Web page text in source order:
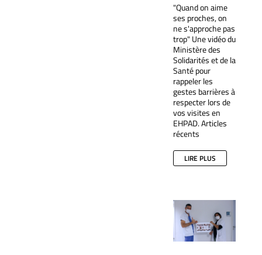
"Quand on aime
ses proches, on
ne s'approche pas
trop" Une vidéo du
Ministère des
Solidarités et de la
Santé pour
rappeler les
gestes barrières à
respecter lors de
vos visites en
EHPAD. Articles
récents
LIRE PLUS